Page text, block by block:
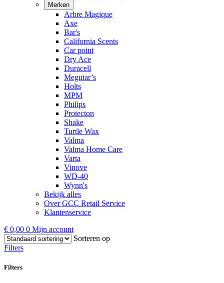
Merken
Arbre Magique
Axe
Bar's
California Scents
Car point
Dry Ace
Duracell
Meguiar’s
Holts
MPM
Philips
Protecton
Shake
Turtle Wax
Valma
Valma Home Care
Varta
Vinove
WD-40
Wynn's
Bekijk alles
Over GCC Retail Service
Klantenservice
€ 0,00 0 Mijn account
Sorteren op
Filters
Filters